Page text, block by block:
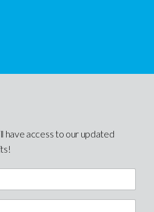
have access to our updated